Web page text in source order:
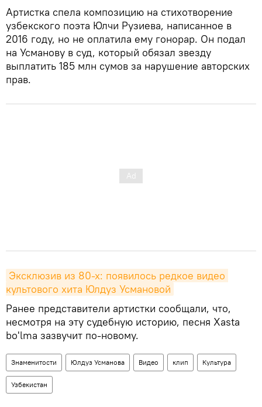
Артистка спела композицию на стихотворение
узбекского поэта Юлчи Рузиева, написанное в
2016 году, но не оплатила ему гонорар. Он подал
на Усманову в суд, который обязал звезду
выплатить 185 млн сумов за нарушение авторских
прав.
Эксклюзив из 80-х: появилось редкое видео
культового хита Юлдуз Усмановой
Ранее представители артистки сообщали, что,
несмотря на эту судебную историю, песня Xasta
bo'lma зазвучит по-новому.
Знаменитости Юлдуз Усманова Видео клип Культура
Узбекистан